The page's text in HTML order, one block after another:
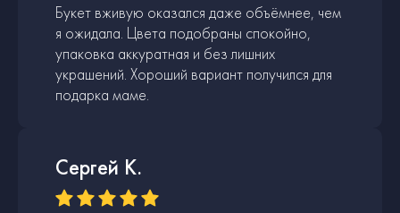
Букет вживую оказался даже объёмнее, чем
я ожидала. Цвета подобраны спокойно,
упаковка аккуратная и без лишних
украшений. Хороший вариант получился для
подарка маме.
Сергей К.